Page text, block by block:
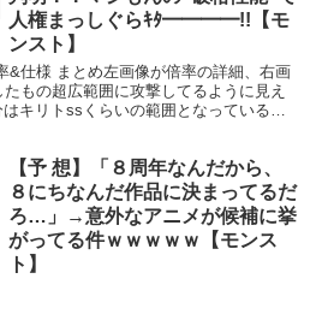
人権まっしぐらｷﾀ━━━━!!【モ
ンスト】
&仕様 まとめ左画像が倍率の詳細、右画
もの超広範囲に攻撃してるように見え
キリトssくらいの範囲となっている停
【予 想】「８周年なんだから、
８にちなんだ作品に決まってるだ
ろ…」→意外なアニメが候補に挙
がってる件ｗｗｗｗｗ【モンス
ト】